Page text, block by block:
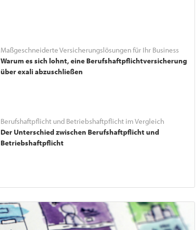
Maßgeschneiderte Versicherungslösungen für Ihr Business
Warum es sich lohnt, eine Berufshaftpflichtversicherung
über exali abzuschließen
Berufshaftpflicht und Betriebshaftpflicht im Vergleich
Der Unterschied zwischen Berufshaftpflicht und
Betriebshaftpflicht